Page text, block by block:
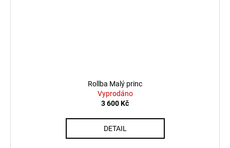
Rollba Malý princ
Vyprodáno
3 600 Kč
DETAIL